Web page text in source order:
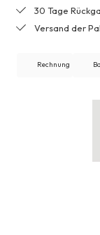
30 Tage
Versand der
Rechnung